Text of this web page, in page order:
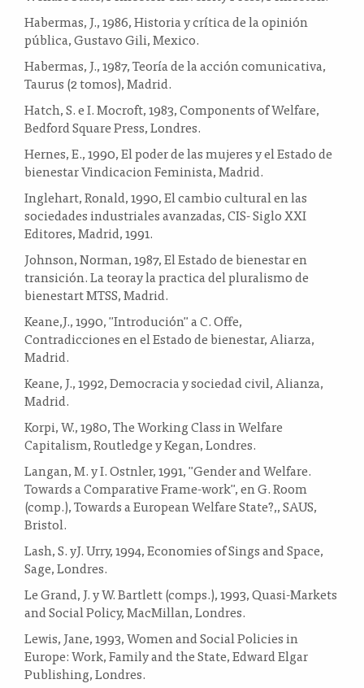
Habermas, J., 1986, Historia y crítica de la opinión
pública, Gustavo Gili, Mexico.
Habermas, J., 1987, Teoría de la acción comunicativa,
Taurus (2 tomos), Madrid.
Hatch, S. e I. Mocroft, 1983, Components of Welfare,
Bedford Square Press, Londres.
Hernes, E., 1990, El poder de las mujeres y el Estado de
bienestar Vindicacion Feminista, Madrid.
Inglehart, Ronald, 1990, El cambio cultural en las
sociedades industriales avanzadas, CIS- Siglo XXI
Editores, Madrid, 1991.
Johnson, Norman, 1987, El Estado de bienestar en
transición. La teoray la practica del pluralismo de
bienestart MTSS, Madrid.
Keane,J., 1990, "Introdución" a C. Offe,
Contradicciones en el Estado de bienestar, Aliarza,
Madrid.
Keane, J., 1992, Democracia y sociedad civil, Alianza,
Madrid.
Korpi, W., 1980, The Working Class in Welfare
Capitalism, Routledge y Kegan, Londres.
Langan, M. y I. Ostnler, 1991, "Gender and Welfare.
Towards a Comparative Frame-work", en G. Room
(comp.), Towards a European Welfare State?,, SAUS,
Bristol.
Lash, S. yJ. Urry, 1994, Economies of Sings and Space,
Sage, Londres.
Le Grand, J. y W. Bartlett (comps.), 1993, Quasi-Markets
and Social Policy, MacMillan, Londres.
Lewis, Jane, 1993, Women and Social Policies in
Europe: Work, Family and the State, Edward Elgar
Publishing, Londres.